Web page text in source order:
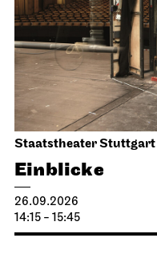
Staatstheater Stuttgart
Einblicke
26.09.2026
14:15 - 15:45